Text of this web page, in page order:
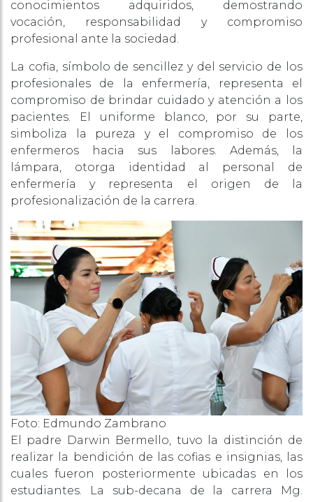
conocimientos adquiridos, demostrando
vocación, responsabilidad y compromiso
profesional ante la sociedad.
La cofia, símbolo de sencillez y del servicio de los
profesionales de la enfermería, representa el
compromiso de brindar cuidado y atención a los
pacientes. El uniforme blanco, por su parte,
simboliza la pureza y el compromiso de los
enfermeros hacia sus labores. Además, la
lámpara, otorga identidad al personal de
enfermería y representa el origen de la
profesionalización de la carrera.
Foto: Edmundo Zambrano
El padre Darwin Bermello, tuvo la distinción de
realizar la bendición de las cofias e insignias, las
cuales fueron posteriormente ubicadas en los
estudiantes. La sub-decana de la carrera Mg.